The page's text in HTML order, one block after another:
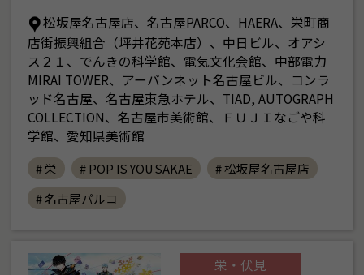
松坂屋名古屋店、名古屋PARCO、HAERA、栄町商
店街振興組合（坪井花苑本店）、中日ビル、オアシ
ス２１、でんきの科学館、電気文化会館、中部電力
MIRAI TOWER、アーバンネット名古屋ビル、コンラ
ッド名古屋、名古屋東急ホテル、TIAD, AUTOGRAPH
COLLECTION、名古屋市美術館、ＦＵＪＩなごや科
学館、愛知県美術館
# 栄 # POP IS YOU SAKAE
# 松坂屋名古屋店
# 名古屋パルコ
栄・伏見